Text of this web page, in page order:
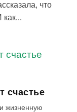
что
счастье
жизненную